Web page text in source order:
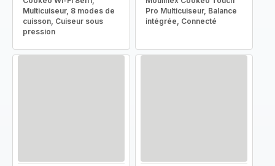
Multicuiseur, 8 modes de
cuisson, Cuiseur sous
pression
Pro Multicuiseur, Balance
intégrée, Connecté